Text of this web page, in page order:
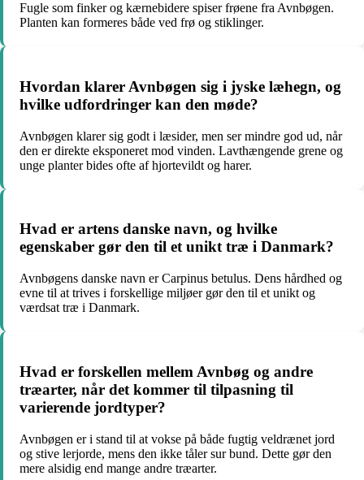
Fugle som finker og kærnebidere spiser frøene fra Avnbøgen.
Planten kan formeres både ved frø og stiklinger.
Hvordan klarer Avnbøgen sig i jyske læhegn, og
hvilke udfordringer kan den møde?
Avnbøgen klarer sig godt i læsider, men ser mindre god ud, når
den er direkte eksponeret mod vinden. Lavthængende grene og
unge planter bides ofte af hjortevildt og harer.
Hvad er artens danske navn, og hvilke
egenskaber gør den til et unikt træ i Danmark?
Avnbøgens danske navn er Carpinus betulus. Dens hårdhed og
evne til at trives i forskellige miljøer gør den til et unikt og
værdsat træ i Danmark.
Hvad er forskellen mellem Avnbøg og andre
træarter, når det kommer til tilpasning til
varierende jordtyper?
Avnbøgen er i stand til at vokse på både fugtig veldrænet jord
og stive lerjorde, mens den ikke tåler sur bund. Dette gør den
mere alsidig end mange andre træarter.